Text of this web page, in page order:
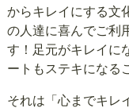
からキレイにする文
の人達に喜んでご利
す！足元がキレイに
ートもステキになる
それは「心までキレ